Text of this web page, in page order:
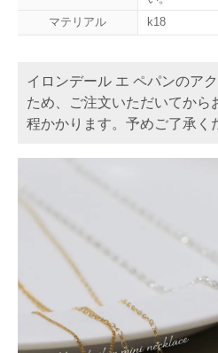
マテリアル
k18
イロンデール エ ペパンのア
ため、ご注文いただいてから
程かかります。予めご了承く